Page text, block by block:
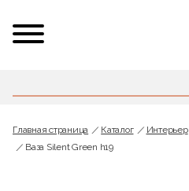
Главная страница Каталог Интерьер
Ваза Silent Green h19